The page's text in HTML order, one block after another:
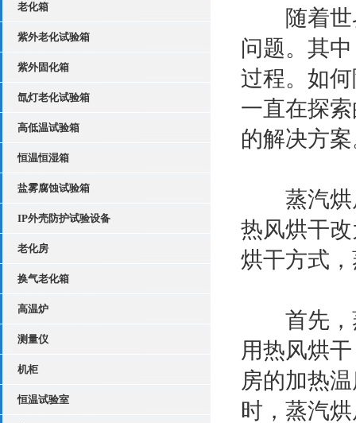
老化箱
紫外老化试验箱
紫外固化箱
氙灯老化试验箱
高低温试验箱
恒温恒湿箱
盐雾腐蚀试验箱
IP外壳防护试验设备
老化房
换气老化箱
高温炉
测量仪
机柜
恒温试验室
随着世界
问题。其
过程。如
一直在探
的解决方
蒸汽烘房
热风烘干
烘干方式
首先，蒸
用热风烘
房的加热
时，蒸汽